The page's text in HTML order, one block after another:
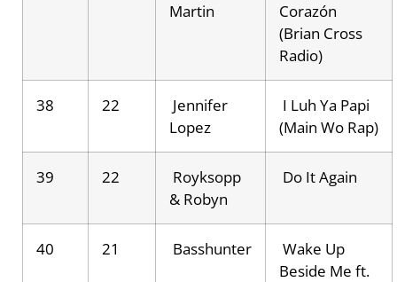
Martin
Corazón
(Brian Cross
Radio)
38 22
Jennifer
Lopez
I Luh Ya Papi
(Main Wo Rap)
39 22
Royksopp
& Robyn
Do It Again
40 21 Basshunter
Wake Up
Beside Me ft.